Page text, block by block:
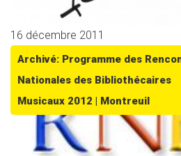
16 décembre 2011
Archivé: Programme des
Nationales des Bibliothécaires
Musicaux 2012 | Montreuil